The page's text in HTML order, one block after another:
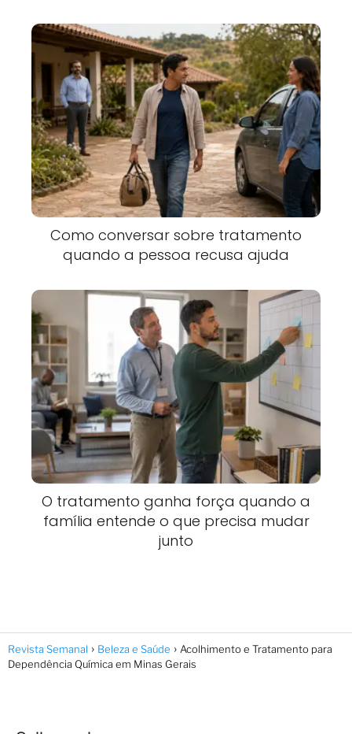
Como conversar sobre tratamento
quando a pessoa recusa ajuda
O tratamento ganha força quando a
família entende o que precisa mudar
junto
Revista Semanal Beleza e Saúde
Acolhimento e Tratamento para
Dependência Química em Minas Gerais